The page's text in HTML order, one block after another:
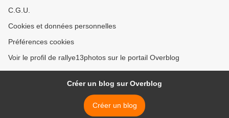
C.G.U.
Cookies et données personnelles
Préférences cookies
Voir le profil de rallye13photos sur le portail Overblog
Créer un blog sur Overblog
Créer un blog